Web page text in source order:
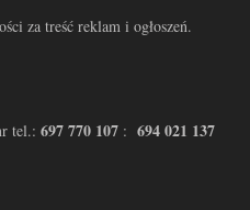
za treść reklam i ogłoszeń.
tel.: 697 770 107 : 694 021 137